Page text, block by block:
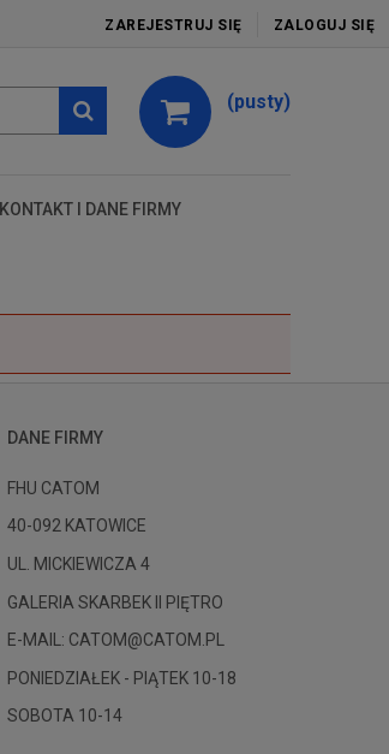
ZAREJESTRUJ SIĘ ZALOGUJ SIĘ
(pusty)
KONTAKT I DANE FIRMY
DANE FIRMY
FHU CATOM
40-092 KATOWICE
UL. MICKIEWICZA 4
GALERIA SKARBEK II PIĘTRO
E-MAIL: CATOM@CATOM.PL
PONIEDZIAŁEK - PIĄTEK 10-18
SOBOTA 10-14